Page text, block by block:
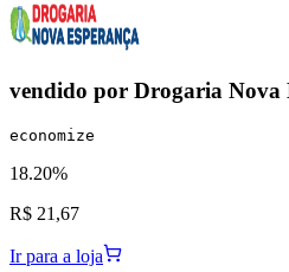
vendido por Drogaria Nova
economize
18.20%
R$ 21,67
Ir para a loja